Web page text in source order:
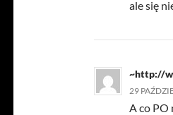
ale się
~http://
29
A co PO